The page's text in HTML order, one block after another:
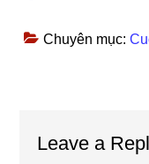
Chuyên mục:
Interactions
Leave a